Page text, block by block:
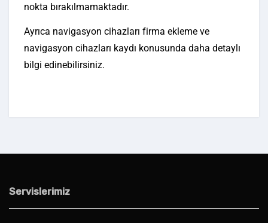
nokta bırakılmamaktadır.
Ayrıca navigasyon cihazları firma ekleme ve
navigasyon cihazları kaydı konusunda daha detaylı
bilgi edinebilirsiniz.
Servislerimiz